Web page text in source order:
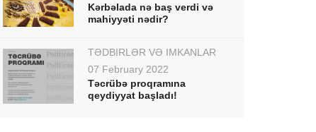
Kərbəlada nə baş verdi və
mahiyyəti nədir?
TƏDBİRLƏR VƏ İMKANLAR
07 February 2022
Təcrübə proqramına
qeydiyyat başladı!